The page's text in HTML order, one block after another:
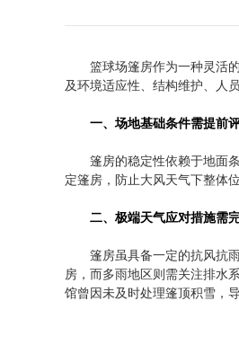
篮球场篷房作为一种灵活
及环境适应性、结构维护、人
一、场地基础条件需提前
篷房的稳定性依赖于地面
定篷房，防止大风天气下整体
二、极端天气应对措施需
篷房虽具备一定的抗风抗
房，而多雨地区则需关注排水
馆曾因未及时处理篷顶积雪，